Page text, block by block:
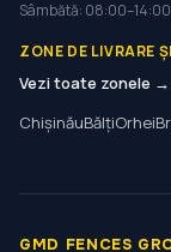
Sâmbătă: 08:00–14:00
ZONE DE LIVRARE
Vezi toate zonele →
ChișinăuBălțiOrhei
GMD FENCES